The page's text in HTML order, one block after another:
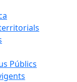
Públics